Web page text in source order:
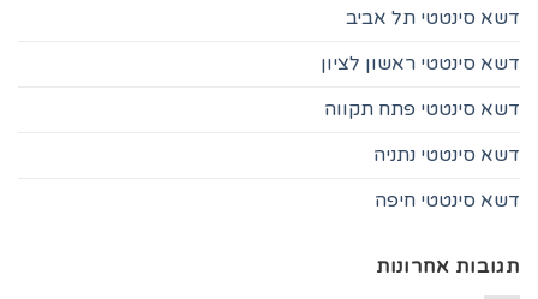
דשא סינטטי תל אביב
דשא סינטטי ראשון לציון
דשא סינטטי פתח תקווה
דשא סינטטי נתניה
דשא סינטטי חיפה
תגובות אחרונות